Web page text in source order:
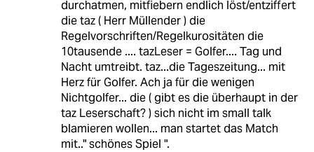
durchatmen, mitfiebern endlich löst/entziffert
die taz ( Herr Müllender ) die
Regelvorschriften/Regelkurositäten die
10tausende .... tazLeser = Golfer.... Tag und
Nacht umtreibt. taz...die Tageszeitung... mit
Herz für Golfer. Ach ja für die wenigen
Nichtgolfer... die ( gibt es die überhaupt in der
taz Leserschaft? ) sich nicht im small talk
blamieren wollen... man startet das Match
mit.." schönes Spiel ".